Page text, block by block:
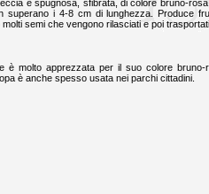
è spugnosa, sfibrata, di colore bruno-
i 4-8 cm di lunghezza. Produce
semi che vengono rilasciati e poi
molto apprezzata per il suo colore bruno-
è anche spesso usata nei parchi cittadini.